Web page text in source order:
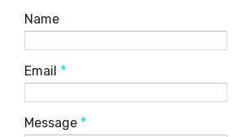
Name
Email *
Message *